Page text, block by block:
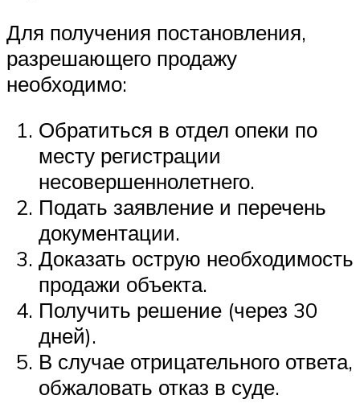
Для получения постановления,
разрешающего продажу
необходимо:
Обратиться в отдел опеки по
месту регистрации
несовершеннолетнего.
Подать заявление и перечень
документации.
Доказать острую необходимость
продажи объекта.
Получить решение (через 30
дней).
В случае отрицательного ответа,
обжаловать отказ в суде.